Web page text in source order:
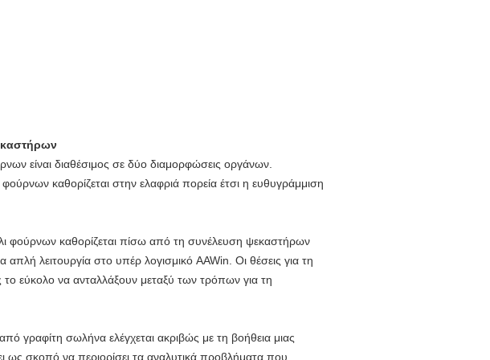
είναι διαθέσιμος σε δύο διαμορφώσεις οργάνων.
καθορίζεται στην ελαφριά πορεία έτσι η ευθυγράμμιση
φούρνων καθορίζεται πίσω από τη συνέλευση ψεκαστήρων
λειτουργία στο υπέρ λογισμικό AAWin. Οι θέσεις για τη
το εύκολο να ανταλλάξουν μεταξύ των τρόπων για τη
γραφίτη σωλήνα ελέγχεται ακριβώς με τη βοήθεια μιας
ως σκοπό να περιορίσει τα αναλυτικά προβλήματα που